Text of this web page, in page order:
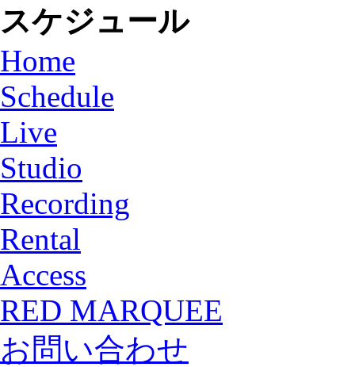
スケジュール
Home
Schedule
Live
Studio
Recording
Rental
Access
RED MARQUEE
お問い合わせ